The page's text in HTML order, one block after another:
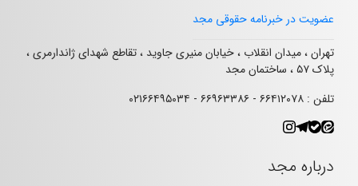
عضویت در خبرنامه حقوقی مجد
تهران ، میدان انقلاب ، خیابان منیری جاوید ، تقاطع شهدای ژاندارمری ،
پلاک ۵۷ ، ساختمان مجد
تلفن : ۶۶۴۱۲۰۷۸ - ۶۶۹۶۳۳۸۶ - ۰۲۱۶۶۴۹۵۰۳۴
درباره مجد